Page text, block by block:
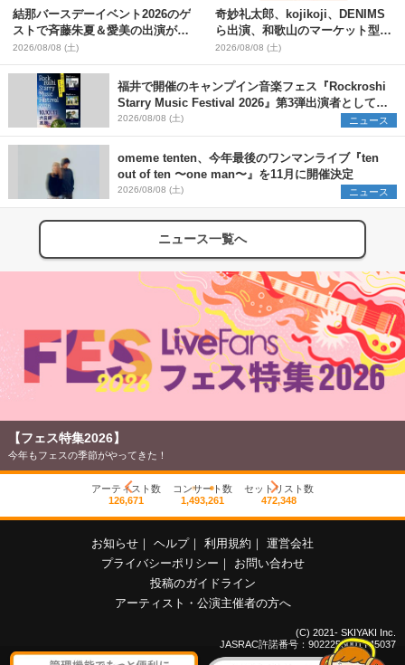
結那バースデーイベント2026のゲ
ストで斉藤朱夏＆愛美の出演が決
定
2026/08/08 (土)
奇妙礼太郎、kojikoji、DENIMS
ら出演、和歌山のマーケット型野
外イベント『PICNIC JAM
2026』早割チケット発売開始
2026/08/08 (土)
福井で開催のキャンプイン音楽フェス『Rockroshi
Starry Music Festival 2026』第3弾出演者として
SCOOBIE DO、かりゆし58、Reiを発表
2026/08/08 (土) ニュース
omeme tenten、今年最後のワンマンライブ『ten
out of ten 〜one man〜』を11月に開催決定
2026/08/08 (土) ニュース
ニュース一覧へ
【フェス特集2026】
今年もフェスの季節がやってきた！
アーティスト数
126,671
コンサート数
1,493,261
セットリスト数
472,348
お知らせ ｜ ヘルプ｜ 利用規約 ｜ 運営会社
プライバシーポリシー ｜
お問い合わせ
投稿のガイドライン
アーティスト・公演主催者の方へ
(C) 2021- SKIYAKI Inc.
JASRAC許諾番号：9022255001Y45037